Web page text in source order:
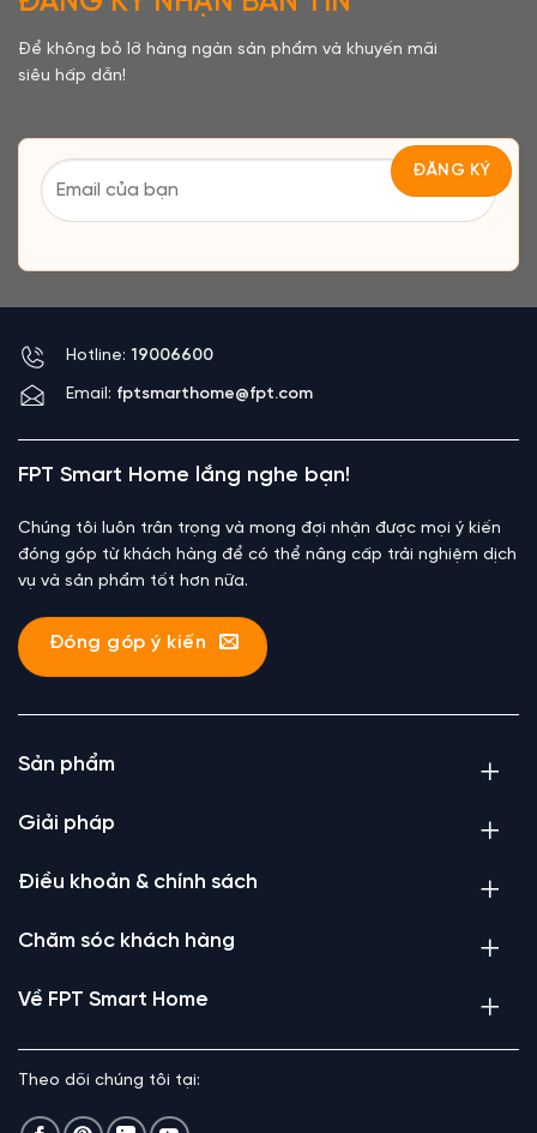
Để không bỏ lỡ hàng ngàn sản phẩm và khuyến mãi
siêu hấp dẫn!
Hotline: 19006600
Email: fptsmarthome@fpt.com
FPT Smart Home lắng nghe bạn!
Chúng tôi luôn trân trọng và mong đợi nhận được mọi ý kiến
đóng góp từ khách hàng để có thể nâng cấp trải nghiệm dịch
vụ và sản phẩm tốt hơn nữa.
Đóng góp ý kiến
Sản phẩm
Giải pháp
Điều khoản & chính sách
Chăm sóc khách hàng
Về FPT Smart Home
Theo dõi chúng tôi tại: